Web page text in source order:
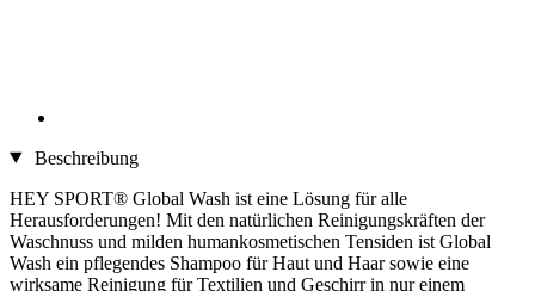
Beschreibung
HEY SPORT® Global Wash ist eine Lösung für alle
Herausforderungen! Mit den natürlichen Reinigungskräften der
Waschnuss und milden humankosmetischen Tensiden ist Global
Wash ein pflegendes Shampoo für Haut und Haar sowie eine
wirksame Reinigung für Textilien und Geschirr in nur einem